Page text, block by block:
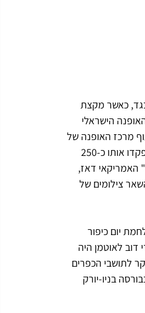
כאשר מקצת
הישראלי
בשיתוף מרכז האופנה של
מובילים) מ-15 ארצות. עורכת "ווג" האמריקאי דאז,
1969 של המגזין שכלל בין השאר צילומים של
יום כיפור
שייקרה את תהליך הייצור. מפעל דלתא שנוסד בכרמיאל ב-1975 בידי דוב לאוטמן היה
לתושבי הכפרים
בניו-יורק